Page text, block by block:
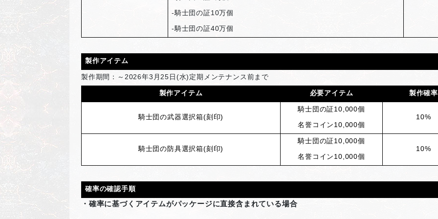
-騎士団の証10万個
-騎士団の証40万個
製作アイテム
製作期間：～2026年3月25日(水)定期メンテナンス前まで
製作アイテム 必要アイテム 製作確率
騎士団の武器選択箱(刻印)
騎士団の証10,000個
名誉コイン10,000個
10%
騎士団の防具選択箱(刻印)
騎士団の証10,000個
名誉コイン10,000個
10%
確率の確認手順
・確率に基づくアイテムがパッケージに直接含まれている場合